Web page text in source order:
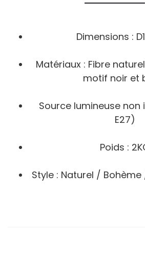
Dimensions :
Matériaux : Fibre
motif noir et
Source lumineuse non
E27)
Poids :
Style : Naturel /